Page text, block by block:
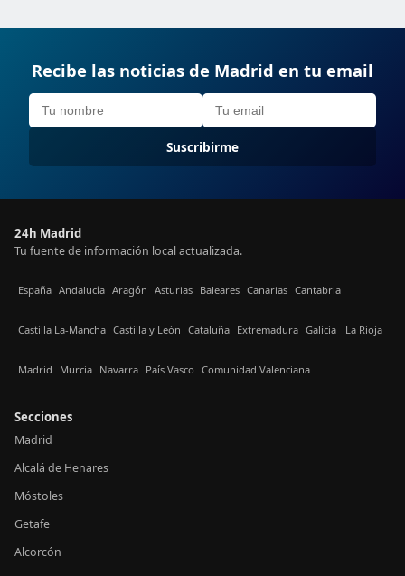
Recibe las noticias de Madrid en tu email
Suscribirme
24h Madrid
Tu fuente de información local actualizada.
España Andalucía Aragón Asturias Baleares Canarias Cantabria
Castilla La-Mancha Castilla y León Cataluña Extremadura Galicia La Rioja
Madrid Murcia Navarra País Vasco Comunidad Valenciana
Secciones
Madrid
Alcalá de Henares
Móstoles
Getafe
Alcorcón